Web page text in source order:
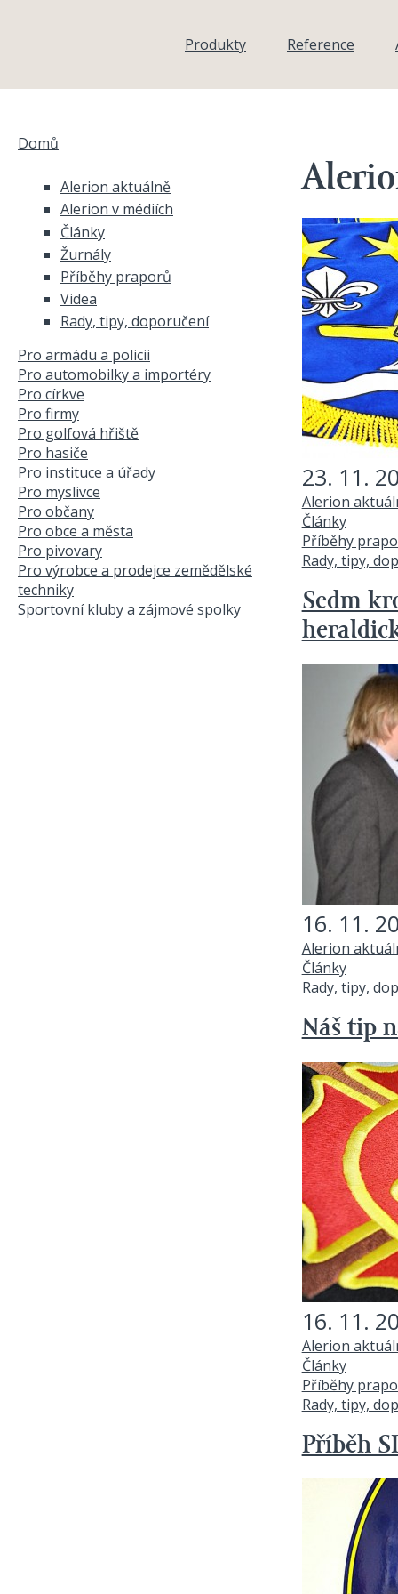
Produkty
Reference
Domů
23. 11.
Alerion
Články
Příběhy
Rady, tipy,
Sedm
16. 11.
Alerion
Články
Rady, tipy,
Náš tip
16. 11.
Alerion
Články
Příběhy
Rady, tipy,
Příběh
Alerion aktuálně
Alerion v médiích
Články
Žurnály
Příběhy praporů
Videa
Rady, tipy, doporučení
Pro armádu a policii
Pro automobilky a importéry
Pro církve
Pro firmy
Pro golfová hřiště
Pro hasiče
Pro instituce a úřady
Pro myslivce
Pro občany
Pro obce a města
Pro pivovary
Pro výrobce a prodejce zemědělské
techniky
Sportovní kluby a zájmové spolky